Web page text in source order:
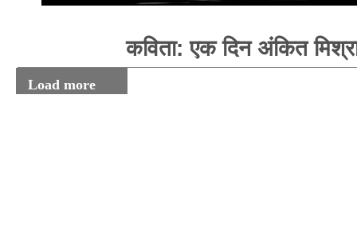
कविता: एक दिन अंकित
Load more